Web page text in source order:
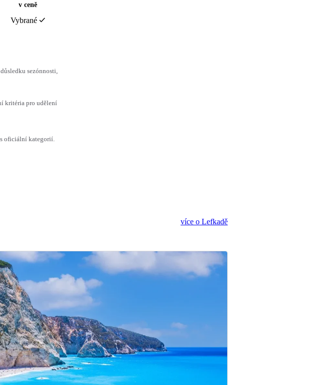
v ceně
Vybrané
sezónnosti,
kritéria pro udělení
oficiální kategorií.
více o Lefkadě